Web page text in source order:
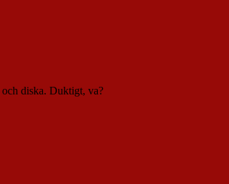
och diska. Duktigt, va?